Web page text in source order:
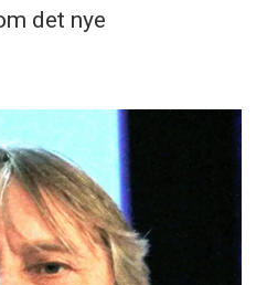
det nye